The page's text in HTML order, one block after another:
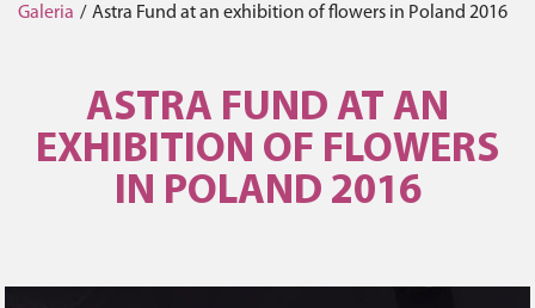
Galeria / Astra Fund at an exhibition of flowers in Poland 2016
ASTRA FUND AT AN
EXHIBITION OF FLOWERS
IN POLAND 2016